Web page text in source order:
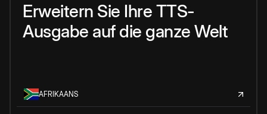
Erweitern Sie Ihre TTS-
Ausgabe auf die ganze Welt
AFRIKAANS